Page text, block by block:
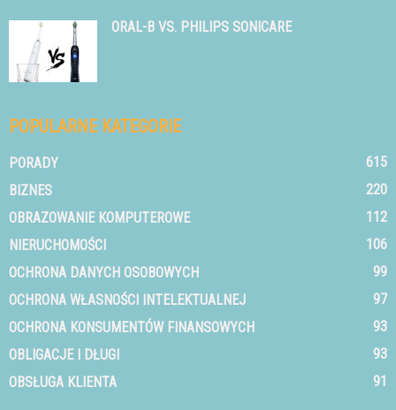
ORAL-B VS. PHILIPS SONICARE
POPULARNE KATEGORIE
PORADY
615
BIZNES
220
OBRAZOWANIE KOMPUTEROWE
112
NIERUCHOMOŚCI
106
OCHRONA DANYCH OSOBOWYCH
99
OCHRONA WŁASNOŚCI INTELEKTUALNEJ
97
OCHRONA KONSUMENTÓW FINANSOWYCH
93
OBLIGACJE I DŁUGI
93
OBSŁUGA KLIENTA
91